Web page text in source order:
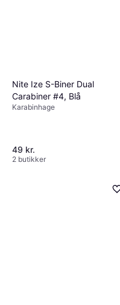
Nite Ize S-Biner Dual
Carabiner #4, Blå
Karabinhage
49 kr.
2 butikker